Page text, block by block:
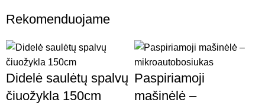
Rekomenduojame
Didelė saulėtų spalvų
čiuožykla 150cm
Paspiriamoji
mašinėlė –